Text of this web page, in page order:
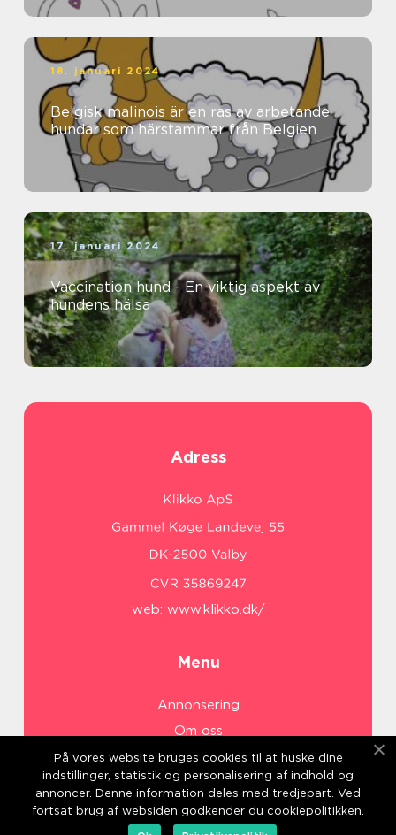
18. januari 2024
Belgisk malinois är en ras av arbetande
hundar som härstammar från Belgien
17. januari 2024
Vaccination hund - En viktig aspekt av
hundens hälsa
Adress
web: www.klikko.dk/
Menu
Annonsering
Om oss
Cookies
Kontakta oss
Sitemap
På vores website bruges cookies til at huske dine
indstillinger, statistik og personalisering af indhold og
annoncer. Denne information deles med tredjepart. Ved
fortsat brug af websiden godkender du cookiepolitikken.